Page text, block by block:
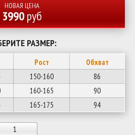
НОВАЯ ЦЕНА
3990руб
РАЗМЕР:
Рост
Обхват
150-160
86
160-165
90
165-175 94